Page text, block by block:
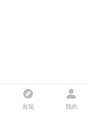
发现 我的